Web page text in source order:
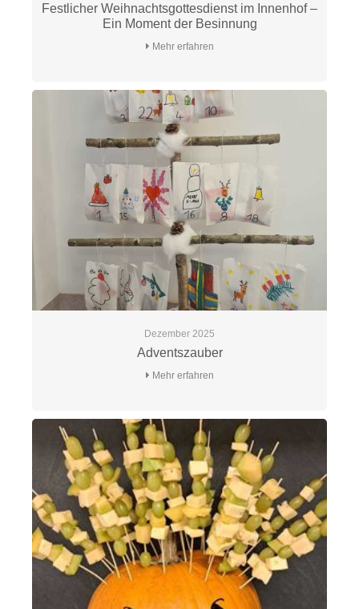
Festlicher Weihnachtsgottesdienst im Innenhof –
Ein Moment der Besinnung
Mehr erfahren
Dezember 2025
Adventszauber
Mehr erfahren